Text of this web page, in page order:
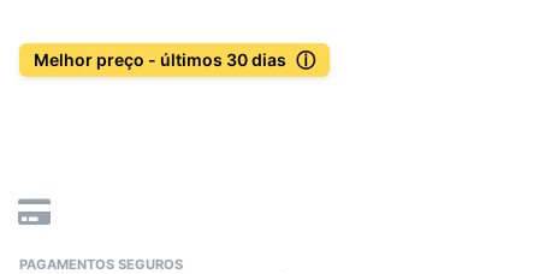
Melhor preço - últimos 30 dias ⓘ
PAGAMENTOS SEGUROS